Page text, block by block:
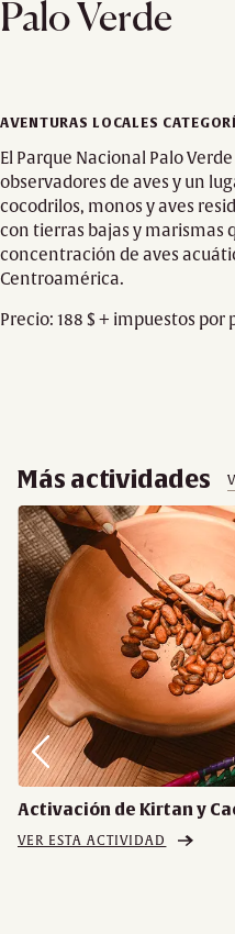
Palo Verde
AVENTURAS LOCALES
El Parque Nacional Palo
observadores de aves y un
cocodrilos, monos y aves
con tierras bajas y marismas
concentración de aves
Centroamérica.
Precio: 188 $ + impuestos por
Más actividades
Activación de Kirtan y
VER ESTA ACTIVIDAD